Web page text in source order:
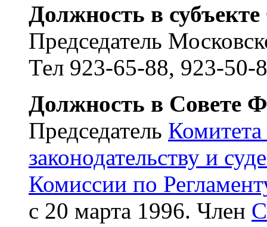
Должность в
Председатель
Тел 923-65-88, 923-50-
Должность в Совете
Председатель
законодательству и
Комиссии по
с 20 марта 1996. Член